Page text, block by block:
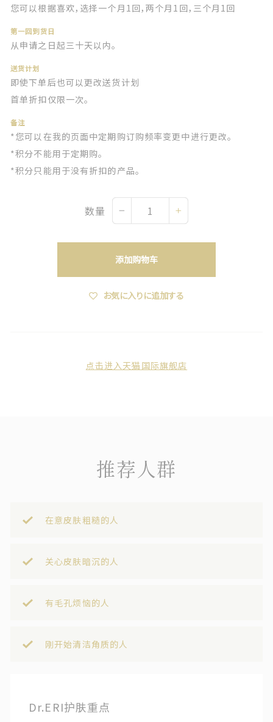
您可以根据喜欢，选择一个月1回，两个月1回，三个月1回
第一回到货日
从申请之日起三十天以内。
送货计划
即使下单后也可以更改送货计划
首单折扣仅限一次。
备注
*您可以在我的页面中定期购订购频率变更中进行更改。
*积分不能用于定期购。
*积分只能用于没有折扣的产品。
数量
添加购物车
お気に入りに追加する
点击进入天猫国际旗舰店
推荐人群
在意皮肤粗糙的人
关心皮肤暗沉的人
有毛孔烦恼的人
刚开始清洁角质的人
Dr.ERI护肤重点